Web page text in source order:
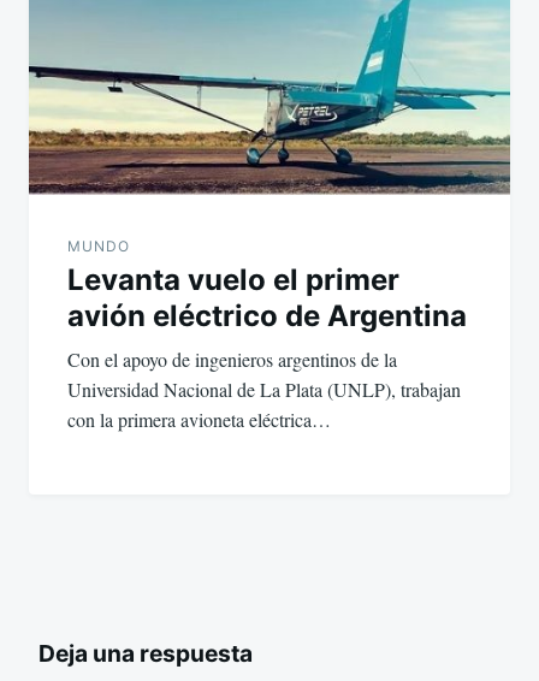
MUNDO
Levanta vuelo el primer
avión eléctrico de Argentina
Con el apoyo de ingenieros argentinos de la
Universidad Nacional de La Plata (UNLP), trabajan
con la primera avioneta eléctrica…
Deja una respuesta